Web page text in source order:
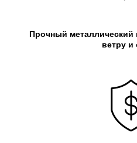
Прочный металлический
ветру и